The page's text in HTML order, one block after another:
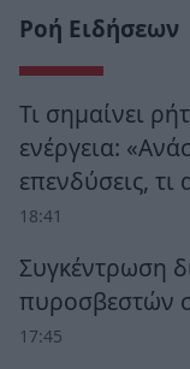
Ροή Ειδήσεων
Τι σημαίνει
ενέργεια:
επενδύσεις, τι
18:41
Συγκέντρωση
πυροσβεστών
17:45